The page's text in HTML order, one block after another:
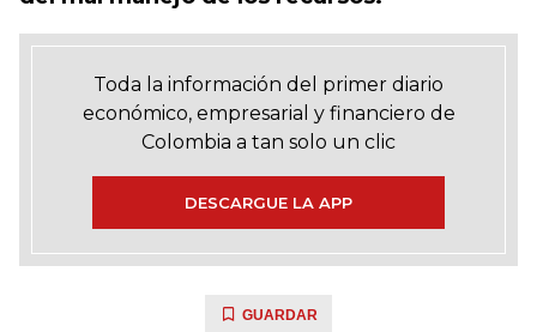
Toda la información del primer diario
económico, empresarial y financiero de
Colombia a tan solo un clic
DESCARGUE LA APP
GUARDAR